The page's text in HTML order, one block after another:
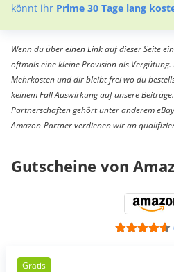
könnt ihr Prime 30 Tage lang
Wenn du über einen Link auf dieser Seite
oftmals eine kleine Provision als
Mehrkosten und dir bleibt frei wo du
keinem Fall Auswirkung auf unsere
Partnerschaften gehört unter anderem
Amazon-Partner verdienen wir an
Gutscheine von
Gratis